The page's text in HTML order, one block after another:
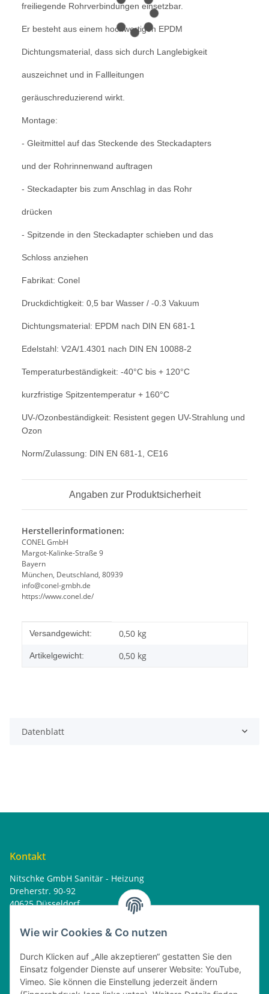
Wie wir Cookies & Co nutzen
Durch Klicken auf „Alle akzeptieren“ gestatten Sie den
Einsatz folgender Dienste auf unserer Website: YouTube,
Vimeo. Sie können die Einstellung jederzeit ändern
freiliegende Rohrverbindungen einsetzbar.
Er besteht aus einem hochwertigen EPDM
Dichtungsmaterial, dass sich durch Langlebigkeit
auszeichnet und in Fallleitungen
geräuschreduzierend wirkt.
Montage:
- Gleitmittel auf das Steckende des Steckadapters
und der Rohrinnenwand auftragen
- Steckadapter bis zum Anschlag in das Rohr
drücken
- Spitzende in den Steckadapter schieben und das
Schloss anziehen
Fabrikat: Conel
Druckdichtigkeit: 0,5 bar Wasser / -0.3 Vakuum
Dichtungsmaterial: EPDM nach DIN EN 681-1
Edelstahl: V2A/1.4301 nach DIN EN 10088-2
Temperaturbeständigkeit: -40°C bis + 120°C
kurzfristige Spitzentemperatur + 160°C
UV-/Ozonbeständigkeit: Resistent gegen UV-Strahlung und
Ozon
Norm/Zulassung: DIN EN 681-1, CE16
Angaben zur Produktsicherheit
Herstellerinformationen:
CONEL GmbH
Margot-Kalinke-Straße 9
Bayern
München, Deutschland, 80939
info@conel-gmbh.de
https://www.conel.de/
Produkteigenschaft
Wert
Versandgewicht: 0,50 kg
Artikelgewicht: 0,50 kg
Datenblatt
Kontakt
Nitschke GmbH Sanitär - Heizung
Dreherstr. 90-92
40625 Düsseldorf
home@nitschkegmbh.de
Rechtliches